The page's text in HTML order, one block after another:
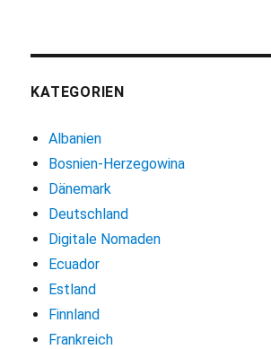
KATEGORIEN
Albanien
Bosnien-Herzegowina
Dänemark
Deutschland
Digitale Nomaden
Ecuador
Estland
Finnland
Frankreich